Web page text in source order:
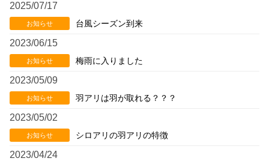
2025/07/17
お知らせ 台風シーズン到来
2023/06/15
お知らせ 梅雨に入りました
2023/05/09
お知らせ 羽アリは羽が取れる？？？
2023/05/02
お知らせ シロアリの羽アリの特徴
2023/04/24